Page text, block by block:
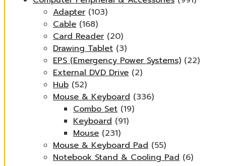
Adapter (103)
Cable (168)
Card Reader (20)
Drawing Tablet (3)
EPS (Emergency Power Systems) (22)
External DVD Drive (2)
Hub (52)
Mouse & Keyboard (336)
Combo Set (19)
Keyboard (91)
Mouse (231)
Mouse & Keyboard Pad (55)
Notebook Stand & Cooling Pad (6)